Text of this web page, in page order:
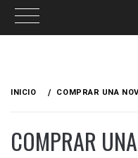
INICIO COMPRAR UNA
COMPRAR